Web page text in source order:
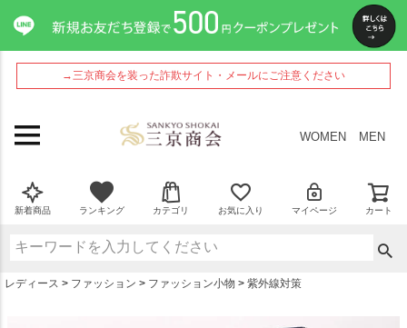
→三京商会を装った詐欺サイト・メールにご注意ください
WOMEN MEN
新着商品 ランキング カテゴリ お気に入り マイページ カート
レディース ファッション ファッション小物 紫外線対策
ペー
ジト
ップ
へ